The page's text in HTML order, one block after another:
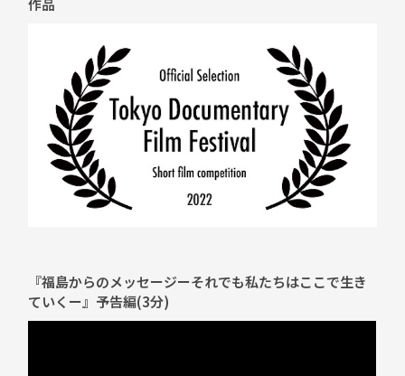
作品
『福島からのメッセージーそれでも私たちはここで生き
ていくー』予告編(3分)